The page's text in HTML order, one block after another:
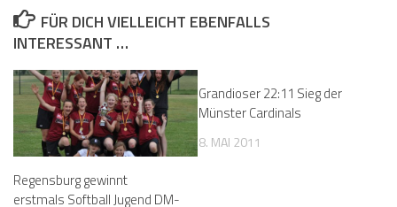
FÜR DICH VIELLEICHT EBENFALLS
INTERESSANT …
Regensburg gewinnt
erstmals Softball Jugend DM-
Grandioser 22:11 Sieg der
Münster Cardinals
8. MAI 2011